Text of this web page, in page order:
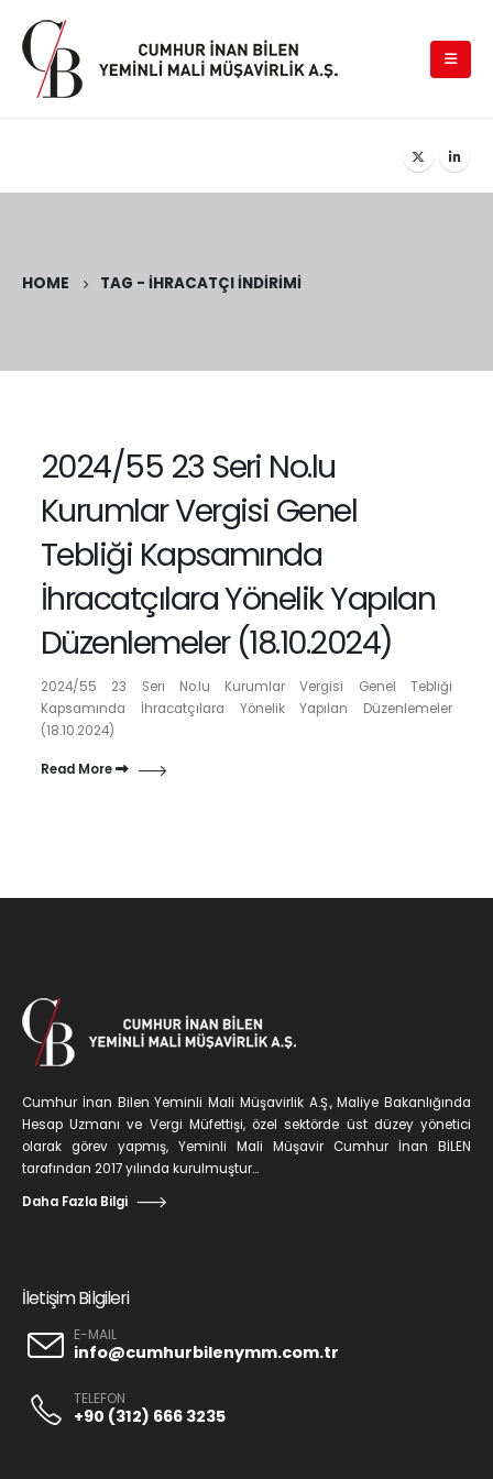
HOME TAG - İHRACATÇI İNDIRIMI
2024/55 23 Seri No.lu
Kurumlar Vergisi Genel
Tebliği Kapsamında
İhracatçılara Yönelik Yapılan
Düzenlemeler (18.10.2024)
2024/55 23 Seri No.lu Kurumlar Vergisi Genel Tebliği
Kapsamında İhracatçılara Yönelik Yapılan Düzenlemeler
(18.10.2024)
Read More
Cumhur İnan Bilen Yeminli Mali Müşavirlik A.Ş., Maliye Bakanlığında
Hesap Uzmanı ve Vergi Müfettişi, özel sektörde üst düzey yönetici
olarak görev yapmış, Yeminli Mali Müşavir Cumhur İnan BİLEN
tarafından 2017 yılında kurulmuştur...
Daha Fazla Bilgi
İletişim Bilgileri
E-MAIL
info@cumhurbilenymm.com.tr
TELEFON
+90 (312) 666 3235